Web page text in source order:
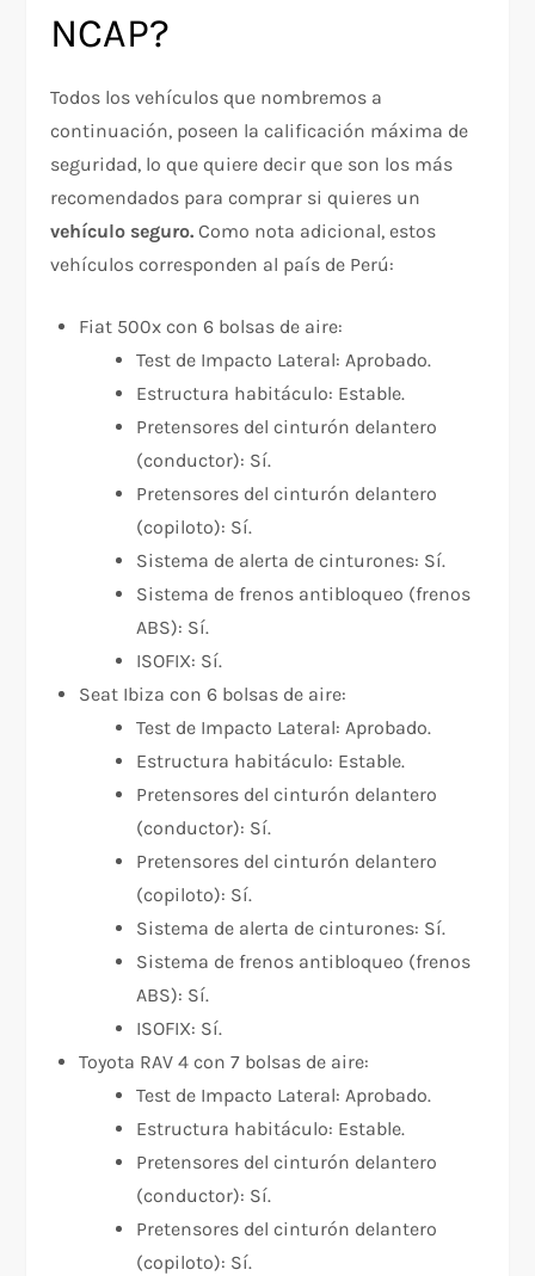
NCAP?
Todos los vehículos que nombremos a
continuación, poseen la calificación máxima de
seguridad, lo que quiere decir que son los más
recomendados para comprar si quieres un
vehículo seguro.Como nota adicional, estos
vehículos corresponden al país de Perú:
Fiat 500x con 6 bolsas de aire:
Test de Impacto Lateral: Aprobado.
Estructura habitáculo: Estable.
Pretensores del cinturón delantero
(conductor): Sí.
Pretensores del cinturón delantero
(copiloto): Sí.
Sistema de alerta de cinturones: Sí.
Sistema de frenos antibloqueo (frenos
ABS): Sí.
ISOFIX: Sí.
Seat Ibiza con 6 bolsas de aire:
Test de Impacto Lateral: Aprobado.
Estructura habitáculo: Estable.
Pretensores del cinturón delantero
(conductor): Sí.
Pretensores del cinturón delantero
(copiloto): Sí.
Sistema de alerta de cinturones: Sí.
Sistema de frenos antibloqueo (frenos
ABS): Sí.
ISOFIX: Sí.
Toyota RAV 4 con 7 bolsas de aire:
Test de Impacto Lateral: Aprobado.
Estructura habitáculo: Estable.
Pretensores del cinturón delantero
(conductor): Sí.
Pretensores del cinturón delantero
(copiloto): Sí.